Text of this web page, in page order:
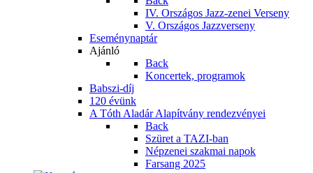
IV. Országos Jazz-zenei Verseny
V. Országos Jazzverseny
Eseménynaptár
Ajánló
Back
Koncertek, programok
Babszi-díj
120 évünk
A Tóth Aladár Alapítvány rendezvényei
Back
Szüret a TAZI-ban
Népzenei szakmai napok
Farsang 2025